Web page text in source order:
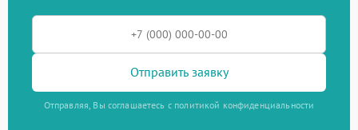
Отправить заявку
Отправляя, Вы соглашаетесь с политикой конфиденциальности